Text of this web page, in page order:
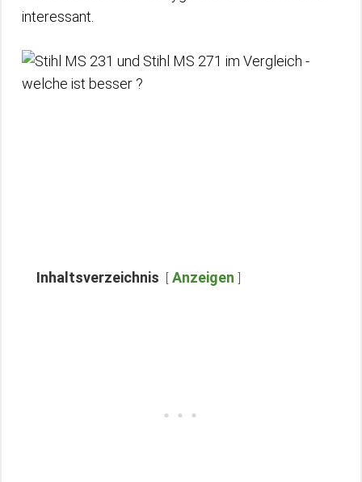
interessant.
Inhaltsverzeichnis Anzeigen